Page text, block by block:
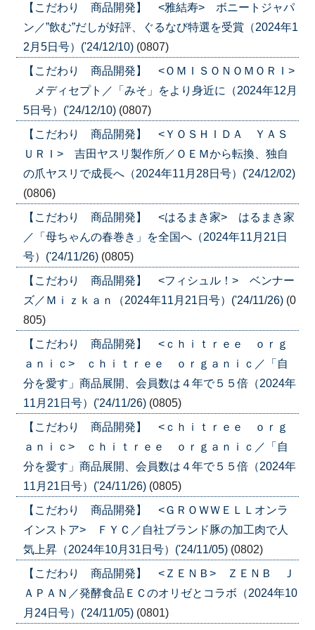
【こだわり 商品開発】 <雅結寿> ボニートジャパ
ン／”飲む”だしが好評、ぐるなび特選を受賞（2024年1
2月5日号）('24/12/10) (0807)
【こだわり 商品開発】 <ＯＭＩＳＯＮＯＭＯＲＩ>
メディセプト／「みそ」をより身近に（2024年12月
5日号）('24/12/10) (0807)
【こだわり 商品開発】 <ＹＯＳＨＩＤＡ ＹＡＳ
ＵＲＩ> 吉田ヤスリ製作所／ＯＥＭから転換、独自
の爪ヤスリで成長へ（2024年11月28日号）('24/12/02)
(0806)
【こだわり 商品開発】 <はるまき家> はるまき家
／「母ちゃんの春巻き」を全国へ（2024年11月21日
号）('24/11/26) (0805)
【こだわり 商品開発】 <フィシュル！> ベンナー
ズ／Ｍｉｚｋａｎ（2024年11月21日号）('24/11/26) (0
805)
【こだわり 商品開発】 <ｃｈｉｔｒｅｅ ｏｒｇ
ａｎｉｃ> ｃｈｉｔｒｅｅ ｏｒｇａｎｉｃ／「自
分を愛す」商品展開、会員数は４年で５５倍（2024年
11月21日号）('24/11/26) (0805)
【こだわり 商品開発】 <ｃｈｉｔｒｅｅ ｏｒｇ
ａｎｉｃ> ｃｈｉｔｒｅｅ ｏｒｇａｎｉｃ／「自
分を愛す」商品展開、会員数は４年で５５倍（2024年
11月21日号）('24/11/26) (0805)
【こだわり 商品開発】 <ＧＲＯＷＷＥＬＬオンラ
インストア> ＦＹＣ／自社ブランド豚の加工肉で人
気上昇（2024年10月31日号）('24/11/05) (0802)
【こだわり 商品開発】 <ＺＥＮＢ> ＺＥＮＢ Ｊ
ＡＰＡＮ／発酵食品ＥＣのオリゼとコラボ（2024年10
月24日号）('24/11/05) (0801)